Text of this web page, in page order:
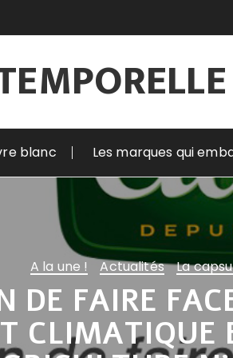
blanc Les marques qui
A la une ! Actualités La
DE FAIRE